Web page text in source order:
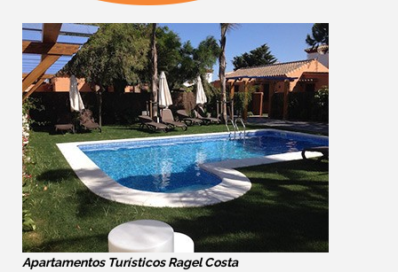
Apartamentos Turísticos Ragel Costa